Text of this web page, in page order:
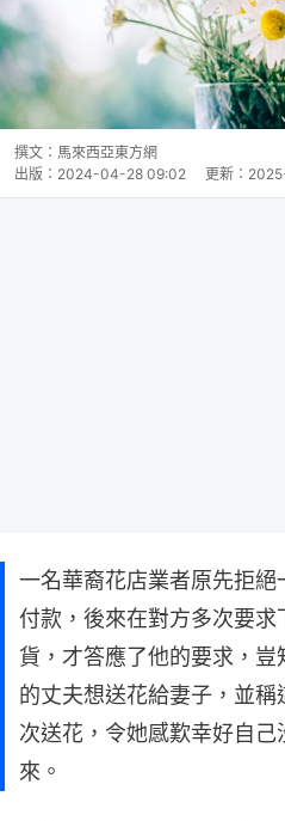
撰文： 馬來西亞東方網
出版： 2024-04-28 09:02 更新：
一名華裔花店業者原先拒絕
付款，後來在對方多次要
貨，才答應了他的要求，
的丈夫想送花給妻子，並
次送花，令她感歎幸好自
來。